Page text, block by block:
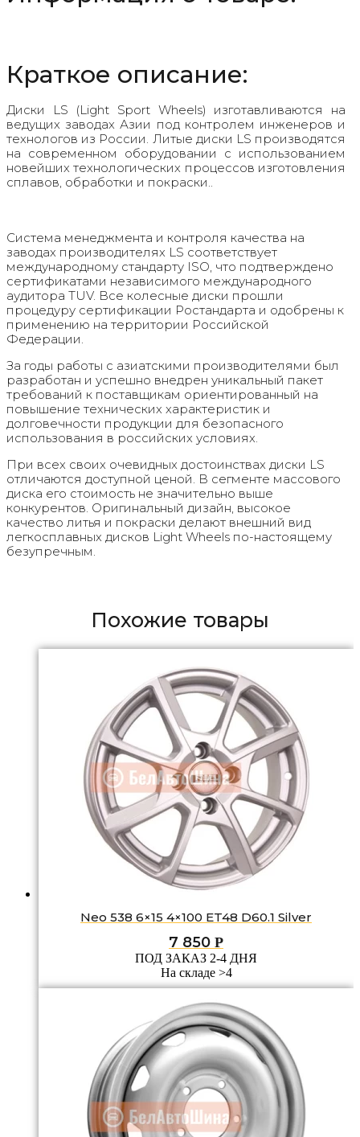
Краткое описание:
Диски LS (Light Sport Wheels) изготавливаются на
ведущих заводах Азии под контролем инженеров и
технологов из России. Литые диски LS производятся
на современном оборудовании с использованием
новейших технологических процессов изготовления
сплавов, обработки и покраски..
Система менеджмента и контроля качества на
заводах производителях LS соответствует
международному стандарту ISO, что подтверждено
сертификатами независимого международного
аудитора TUV. Все колесные диски прошли
процедуру сертификации Ростандарта и одобрены к
применению на территории Российской
Федерации.
За годы работы с азиатскими производителями был
разработан и успешно внедрен уникальный пакет
требований к поставщикам ориентированный на
повышение технических характеристик и
долговечности продукции для безопасного
использования в российских условиях.
При всех своих очевидных достоинствах диски LS
отличаются доступной ценой. В сегменте массового
диска его стоимость не значительно выше
конкурентов. Оригинальный дизайн, высокое
качество литья и покраски делают внешний вид
легкосплавных дисков Light Wheels по-настоящему
безупречным.
Похожие товары
Neo 538 6×15 4×100 ET48 D60.1 Silver
7 850 Р
ПОД ЗАКАЗ 2-4 ДНЯ
На складе >4